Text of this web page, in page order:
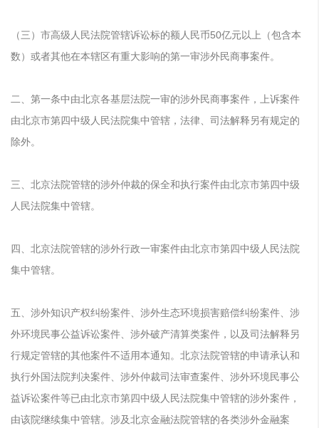
（三）市高级人民法院管辖诉讼标的额人民币50亿元以上（包含本
数）或者其他在本辖区有重大影响的第一审涉外民商事案件。
二、第一条中由北京各基层法院一审的涉外民商事案件，上诉案件
由北京市第四中级人民法院集中管辖，法律、司法解释另有规定的
除外。
三、北京法院管辖的涉外仲裁的保全和执行案件由北京市第四中级
人民法院集中管辖。
四、北京法院管辖的涉外行政一审案件由北京市第四中级人民法院
集中管辖。
五、涉外知识产权纠纷案件、涉外生态环境损害赔偿纠纷案件、涉
外环境民事公益诉讼案件、涉外破产清算类案件，以及司法解释另
行规定管辖的其他案件不适用本通知。北京法院管辖的申请承认和
执行外国法院判决案件、涉外仲裁司法审查案件、涉外环境民事公
益诉讼案件等已由北京市第四中级人民法院集中管辖的涉外案件，
由该院继续集中管辖。涉及北京金融法院管辖的各类涉外金融案